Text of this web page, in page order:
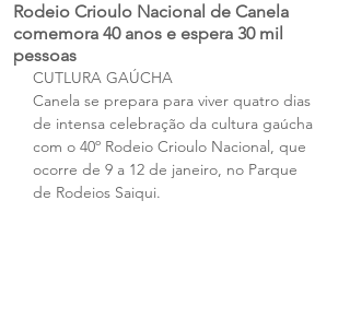
Rodeio Crioulo Nacional de Canela
comemora 40 anos e espera 30 mil
pessoas
CUTLURA GAÚCHA
Canela se prepara para viver quatro dias
de intensa celebração da cultura gaúcha
com o 40º Rodeio Crioulo Nacional, que
ocorre de 9 a 12 de janeiro, no Parque
de Rodeios Saiqui.